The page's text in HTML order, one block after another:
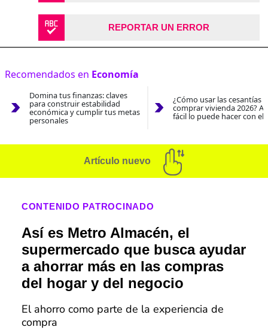
REPORTAR UN ERROR
Recomendados en Economía
Domina tus finanzas: claves
para construir estabilidad
económica y cumplir tus metas
personales
¿Cómo usar las cesantías
comprar vivienda 2026?
fácil lo puede hacer con el
Artículo nuevo
CONTENIDO PATROCINADO
Así es Metro Almacén, el
supermercado que busca ayudar
a ahorrar más en las compras
del hogar y del negocio
El ahorro como parte de la experiencia de
compra